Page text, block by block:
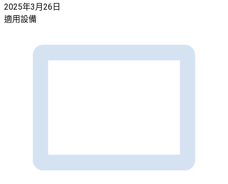
2025年3月26日
適用設備